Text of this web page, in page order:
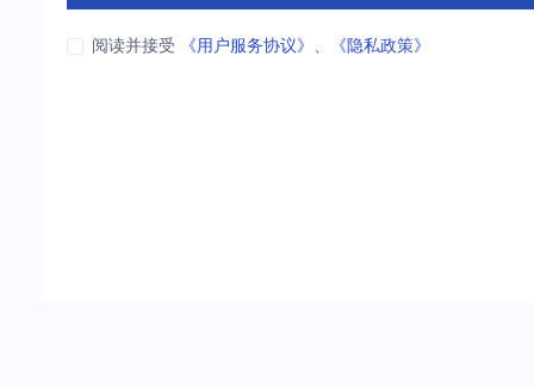
阅读并接受 《用户服务协议》 、 《隐私政策》